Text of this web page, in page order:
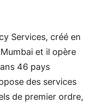
Services, créé en
et il opère
46 pays
des services
de premier ordre,